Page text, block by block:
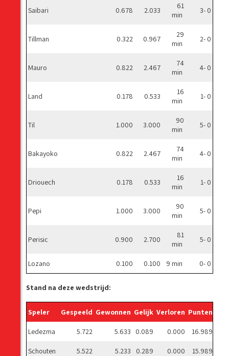
Saibari 0.678 2.033
61
min
3- 0
Tillman 0.322 0.967
29
min
2- 0
Mauro 0.822 2.467
74
min
4- 0
Land 0.178 0.533
16
min
1- 0
Til 1.000 3.000
90
min
5- 0
Bakayoko 0.822 2.467
74
min
4- 0
Driouech 0.178 0.533
16
min
1- 0
Pepi 1.000 3.000
90
min
5- 0
Perisic 0.900 2.700
81
min
5- 0
Lozano 0.100 0.100 9 min 0- 0
Stand na deze wedstrijd:
Speler Gespeeld Gewonnen Gelijk Verloren Punten
Ledezma 5.722 5.633 0.089 0.000 16.989
Schouten 5.522 5.233 0.289 0.000 15.989